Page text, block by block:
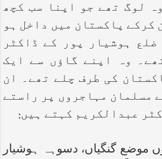
لوگ تھے جو اپنا سب کچھ
کرکے پاکستان میں داخل ہو
ہوشیار پور کے ڈاکٹر
وہ اپنے گاؤں سے ایک
کی طرف چلے تھے۔ ان
مسلمان مہاجروں پر راستے
عبدالکریم کہتے ہیں:
گنگیاں، دسوہہ ہوشیار